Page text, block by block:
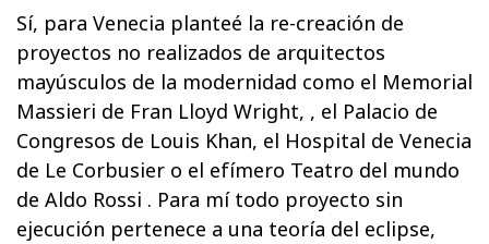
Sí, para Venecia planteé la re-creación de
proyectos no realizados de arquitectos
mayúsculos de la modernidad como el Memorial
Massieri de Fran Lloyd Wright, , el Palacio de
Congresos de Louis Khan, el Hospital de Venecia
de Le Corbusier o el efímero Teatro del mundo
de Aldo Rossi . Para mí todo proyecto sin
ejecución pertenece a una teoría del eclipse,